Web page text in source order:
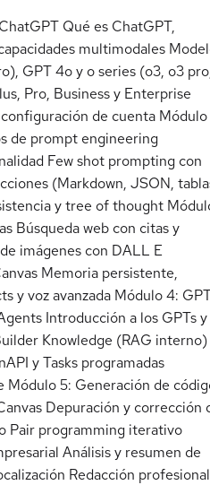
Qué es ChatGPT,
multimodales
GPT 4o y o series (o3, o3
Pro, Business y Enterprise
de cuenta Módulo
de prompt engineering
Few shot prompting con
(Markdown, JSON,
y tree of thought
Búsqueda web con citas y
imágenes con DALL E
Memoria persistente,
y voz avanzada Módulo 4:
Introducción a los GPTs y
Knowledge (RAG interno)
y Tasks programadas
Módulo 5: Generación de
Depuración y corrección
Pair programming iterativo
Análisis y resumen de
Redacción profesional